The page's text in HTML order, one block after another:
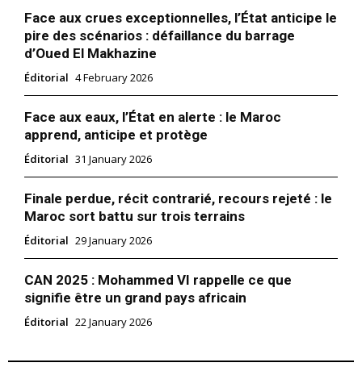
Face aux crues exceptionnelles, l’État anticipe le
pire des scénarios : défaillance du barrage
d’Oued El Makhazine
Éditorial 4 February 2026
Face aux eaux, l’État en alerte : le Maroc
apprend, anticipe et protège
Éditorial 31 January 2026
Finale perdue, récit contrarié, recours rejeté : le
Maroc sort battu sur trois terrains
Éditorial 29 January 2026
CAN 2025 : Mohammed VI rappelle ce que
signifie être un grand pays africain
Éditorial 22 January 2026